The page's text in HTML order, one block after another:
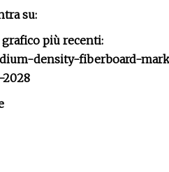
su:
più recenti:
density-fiberboard-